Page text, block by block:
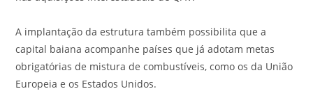
A implantação da estrutura também possibilita que a
capital baiana acompanhe países que já adotam metas
obrigatórias de mistura de combustíveis, como os da União
Europeia e os Estados Unidos.